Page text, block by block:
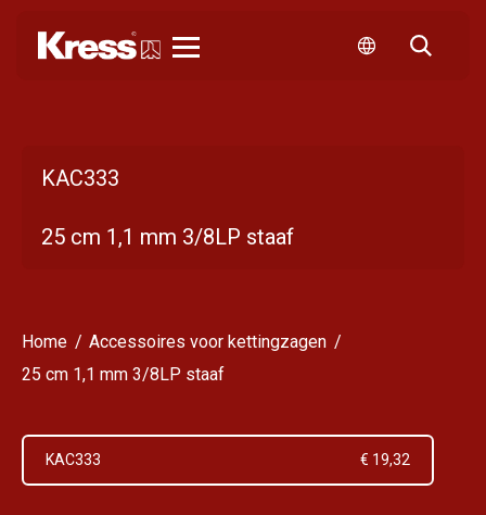
KAC333
25 cm 1,1 mm 3/8LP staaf
Home
Accessoires voor kettingzagen
25 cm 1,1 mm 3/8LP staaf
KAC333 € 19,32